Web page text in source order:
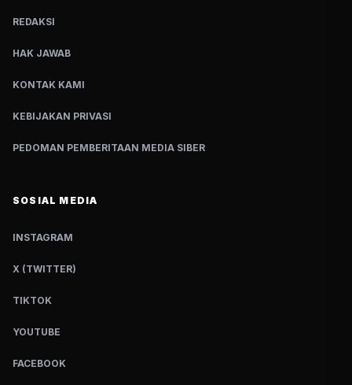
REDAKSI
HAK JAWAB
KONTAK KAMI
KEBIJAKAN PRIVASI
PEDOMAN PEMBERITAAN MEDIA SIBER
SOSIAL MEDIA
INSTAGRAM
X (TWITTER)
TIKTOK
YOUTUBE
FACEBOOK